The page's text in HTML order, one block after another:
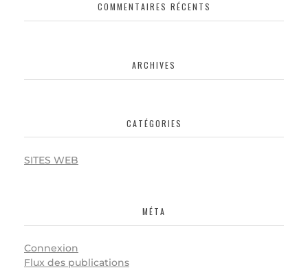
COMMENTAIRES RÉCENTS
ARCHIVES
CATÉGORIES
SITES WEB
MÉTA
Connexion
Flux des publications